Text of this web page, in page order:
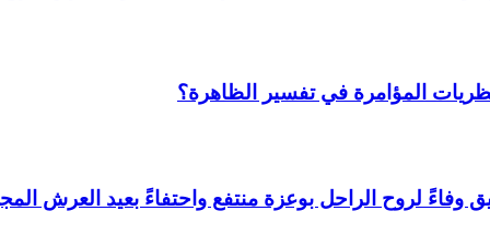
المؤامرة في تفسير الظاهرة؟
لروح الراحل بوعزة منتفع واحتفاءً بعيد العرش